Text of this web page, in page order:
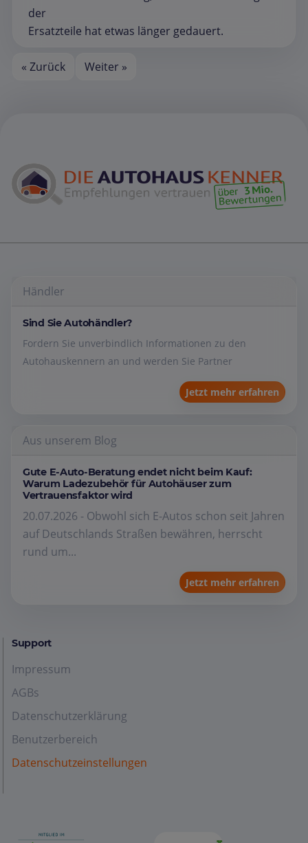
der
Ersatzteile hat etwas länger gedauert.
« Zurück Weiter »
Händler
Sind Sie Autohändler?
Fordern Sie unverbindlich Informationen zu den
Autohauskennern an und werden Sie Partner
Jetzt mehr erfahren
Aus unserem Blog
Gute E-Auto-Beratung endet nicht beim Kauf:
Warum Ladezubehör für Autohäuser zum
Vertrauensfaktor wird
20.07.2026 - Obwohl sich E-Autos schon seit Jahren
auf Deutschlands Straßen bewähren, herrscht
rund um...
Jetzt mehr erfahren
Support
Impressum
AGBs
Datenschutzerklärung
Benutzerbereich
Datenschutzeinstellungen